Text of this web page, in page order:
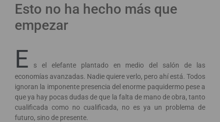
Esto no ha hecho más que
empezar
E
s el elefante plantado en medio del salón de las
economías avanzadas. Nadie quiere verlo, pero ahí está. Todos
ignoran la imponente presencia del enorme paquidermo pese a
que ya hay pocas dudas de que la falta de mano de obra, tanto
cualificada como no cualificada, no es ya un problema de
futuro, sino de presente.